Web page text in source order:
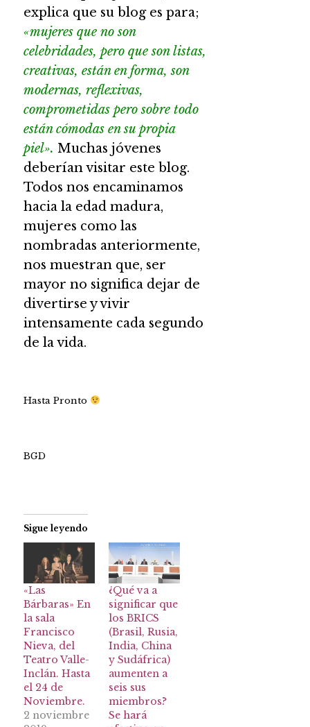
explica que su blog es para;
«mujeres que no son
celebridades, pero que son listas,
creativas, están en forma, son
modernas, reflexivas,
comprometidas pero sobre todo
están cómodas en su propia
piel». Muchas jóvenes
deberían visitar este blog.
Todos nos encaminamos
hacia la edad madura,
mujeres como las
nombradas anteriormente,
nos muestran que, ser
mayor no significa dejar de
divertirse y vivir
intensamente cada segundo
de la vida.
Hasta Pronto
BGD
Sigue leyendo
«Las
Bárbaras» En
la sala
Francisco
Nieva, del
Teatro Valle-
Inclán. Hasta
el 24 de
Noviembre.
2 noviembre
¿Qué va a
significar que
los BRICS
(Brasil, Rusia,
India, China
y Sudáfrica)
aumenten a
seis sus
miembros?
Se hará